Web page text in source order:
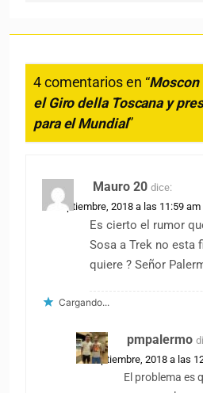
4 comentarios en “Moscon
el Giro della Toscana y
para el Mundial”
Mauro 20 dice:
19 septiembre, 2018 a las 11:59 am
Es cierto el rumor
Sosa a Trek no esta
quiere ? Señor
Cargando...
pmpalermo
19 septiembre, 2018 a las
El problema es